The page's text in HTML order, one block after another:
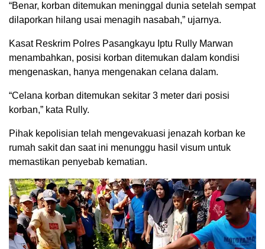
“Benar, korban ditemukan meninggal dunia setelah sempat
dilaporkan hilang usai menagih nasabah,” ujarnya.
Kasat Reskrim Polres Pasangkayu Iptu Rully Marwan
menambahkan, posisi korban ditemukan dalam kondisi
mengenaskan, hanya mengenakan celana dalam.
“Celana korban ditemukan sekitar 3 meter dari posisi
korban,” kata Rully.
Pihak kepolisian telah mengevakuasi jenazah korban ke
rumah sakit dan saat ini menunggu hasil visum untuk
memastikan penyebab kematian.